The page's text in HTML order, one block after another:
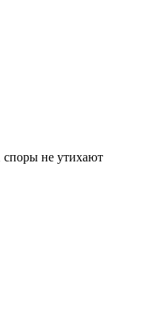
споры не утихают